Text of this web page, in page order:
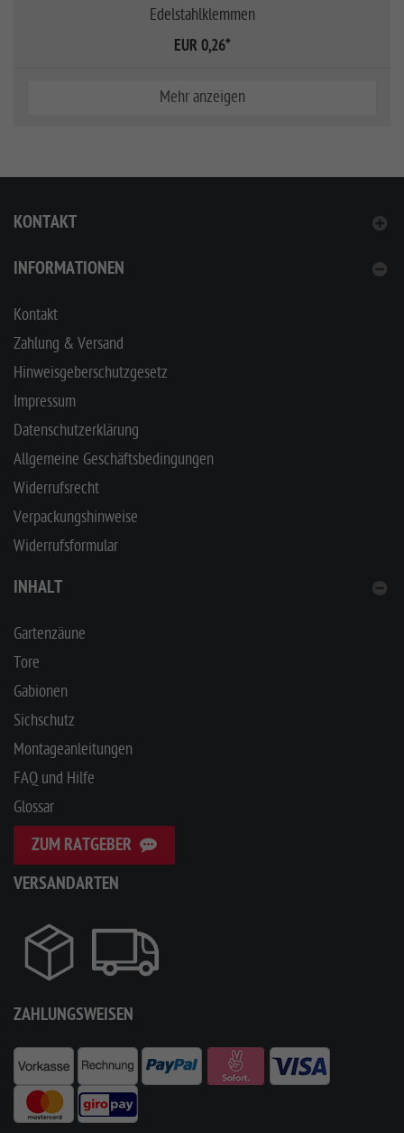
Edelstahlklemmen
EUR 0,26*
Mehr anzeigen
KONTAKT
INFORMATIONEN
Kontakt
Zahlung & Versand
Hinweisgeberschutzgesetz
Impressum
Datenschutzerklärung
Allgemeine Geschäftsbedingungen
Widerrufsrecht
Verpackungshinweise
Widerrufsformular
INHALT
Gartenzäune
Tore
Gabionen
Sichschutz
Montageanleitungen
FAQ und Hilfe
Glossar
ZUM RATGEBER
VERSANDARTEN
ZAHLUNGSWEISEN